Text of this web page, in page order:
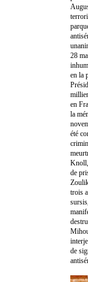
28
en la
en
la
été
de
trois
de